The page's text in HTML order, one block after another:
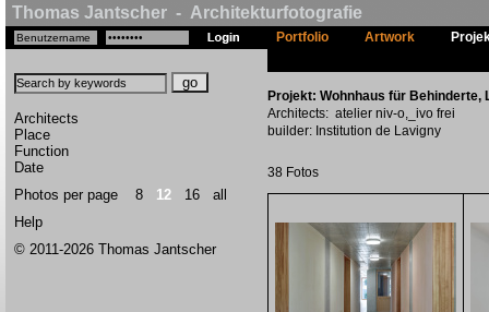
Thomas Jantscher - Architekturfotografie
Architects
Place
Function
Date
Photos per page 8 12 16
all
Help
© 2011-2026 Thomas Jantscher
Portfolio Artwork
Projekt: Wohnhaus für Behinderte,
Architects: atelier niv-o,_ivo frei
builder: Institution de Lavigny
38 Fotos